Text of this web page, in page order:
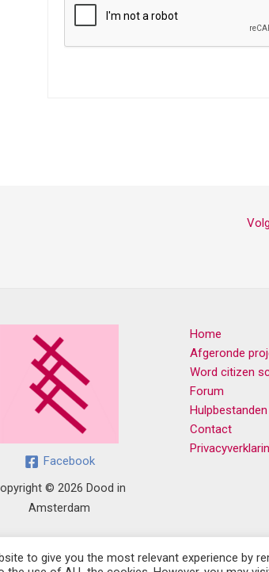
Facebook
© 2026 Dood in
Amsterdam
Home
Afgeronde
Word citizen
Forum
Hulpbestanden
Contact
to give you the most relevant experience by